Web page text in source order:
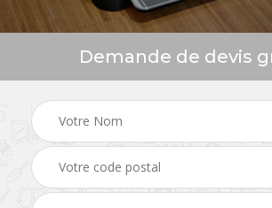
Demande de devis